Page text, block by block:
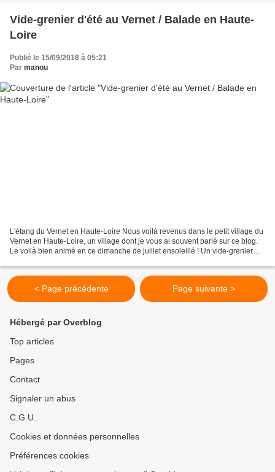
Vide-grenier d'été au Vernet / Balade en Haute-
Loire
Publié le 15/09/2018 à 05:21
Par manou
L'étang du Vernet en Haute-Loire Nous voilà revenus dans le petit village du
Vernet en Haute-Loire, un village dont je vous ai souvent parlé sur ce blog.
Le voilà bien animé en ce dimanche de juillet ensoleillé ! Un vide-grenier
< Page précédente Page suivante >
Hébergé par Overblog
Top articles
Pages
Contact
Signaler un abus
C.G.U.
Cookies et données personnelles
Préférences cookies